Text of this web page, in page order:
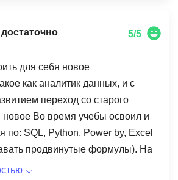
том, что являет собой область
смогла подтянуть навыки hard
работа с большими базами
познакомилась с механикой
Для меня самым полезным
так он давал понять как в
такие задания на
5/5
для себя новое
как аналитик данных, и с
переход со старого
новое Во время учебы освоил и
по: SQL, Python, Power by, Excel
продвинутые формулы). На
будет полезен тем, кто только